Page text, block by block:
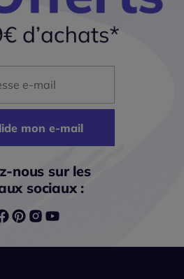
mon e-mail
nous sur les
sociaux :